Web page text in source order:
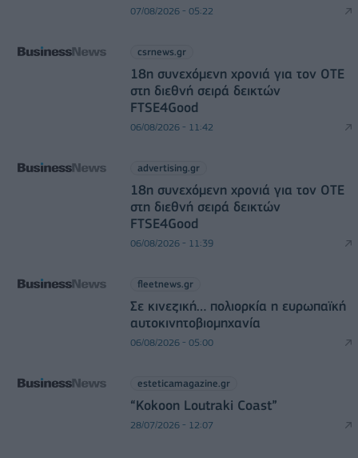
07/08/2026 - 05:22
csrnews.gr
18η συνεχόμενη χρονιά για τον ΟΤΕ
στη διεθνή σειρά δεικτών
FTSE4Good
06/08/2026 - 11:42
advertising.gr
18η συνεχόμενη χρονιά για τον ΟΤΕ
στη διεθνή σειρά δεικτών
FTSE4Good
06/08/2026 - 11:39
fleetnews.gr
Σε κινεζική… πολιορκία η ευρωπαϊκή
αυτοκινητοβιομηχανία
06/08/2026 - 05:00
esteticamagazine.gr
“Kokoon Loutraki Coast”
28/07/2026 - 12:07